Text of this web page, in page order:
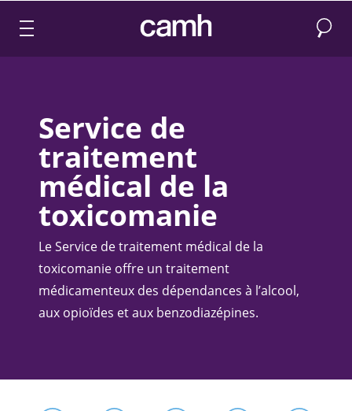
CAMH logo
Service de
traitement
médical de la
toxicomanie
Le Service de traitement médical de la
toxicomanie offre un traitement
médicamenteux des dépendances à l’alcool,
aux opioïdes et aux benzodiazépines.